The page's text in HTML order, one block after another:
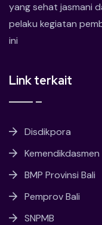
yang sehat jasmani
pelaku kegiatan
ini
Link terkait
Disdikpora
Kemendikdasmen
BMP Provinsi Bali
Pemprov Bali
SNPMB